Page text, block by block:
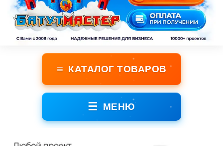
≡ КАТАЛОГ ТОВАРОВ
☰ МЕНЮ